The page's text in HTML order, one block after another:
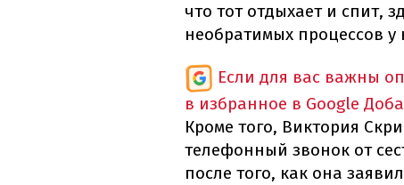
что тот отдыхает и спит,
необратимых процессов у
Если для вас важны
в избранное в Google
Кроме того, Виктория
телефонный звонок от
после того, как она